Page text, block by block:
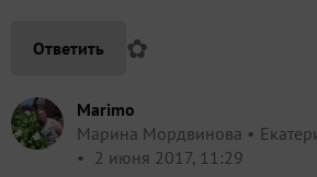
Ответить ✿
Marimo
Марина Мордвинова
2 июня 2017, 11:29